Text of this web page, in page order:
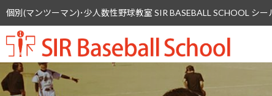
個別(マンツーマン)･少人数性野球教室 SIR BASEBALL SCHOOL シ